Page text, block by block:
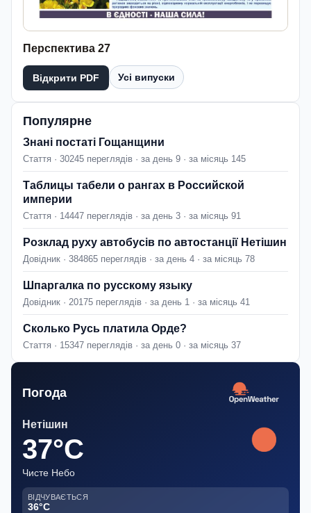
Перспектива 27
Відкрити PDF Усі випуски
Популярне
Знані постаті Гощанщини
Стаття · 30245 переглядів · за день 9 · за місяць 145
Таблицы табели о рангах в Российской
империи
Стаття · 14447 переглядів · за день 3 · за місяць 91
Розклад руху автобусів по автостанції Нетішин
Довідник · 384865 переглядів · за день 4 · за місяць 78
Шпаргалка по русскому языку
Довідник · 20175 переглядів · за день 1 · за місяць 41
Сколько Русь платила Орде?
Стаття · 15347 переглядів · за день 0 · за місяць 37
Погода
Нетішин
37°C
Чисте Небо
ВІДЧУВАЄТЬСЯ
36°C